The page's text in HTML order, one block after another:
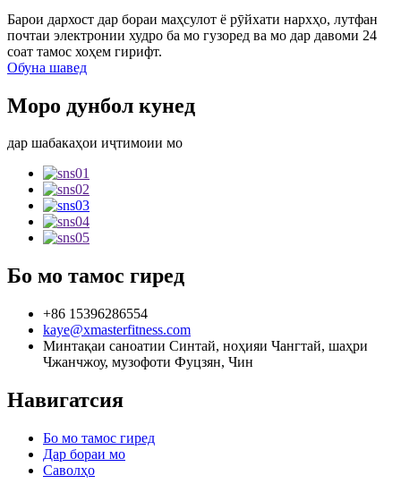
Барои дархост дар бораи маҳсулот ё рӯйхати нархҳо, лутфан
почтаи электронии худро ба мо гузоред ва мо дар давоми 24
соат тамос хоҳем гирифт.
Обуна шавед
Моро дунбол кунед
дар шабакаҳои иҷтимоии мо
Бо мо тамос гиред
+86 15396286554
kaye@xmasterfitness.com
Минтақаи саноатии Синтай, ноҳияи Чангтай, шаҳри
Чжанчжоу, музофоти Фуцзян, Чин
Навигатсия
Бо мо тамос гиред
Дар бораи мо
Саволҳо